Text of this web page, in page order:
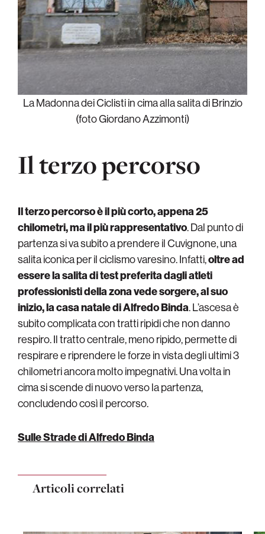
La Madonna dei Ciclisti in cima alla salita di Brinzio
(foto Giordano Azzimonti)
Il terzo percorso
Il terzo percorso è il più corto, appena 25
chilometri, ma il più rappresentativo. Dal punto di
partenza si va subito a prendere il Cuvignone, una
salita iconica per il ciclismo varesino. Infatti,oltre ad
essere la salita di test preferita dagli atleti
professionisti della zona vede sorgere, al suo
inizio, la casa natale di Alfredo Binda. L’ascesa è
subito complicata con tratti ripidi che non danno
respiro. Il tratto centrale, meno ripido, permette di
respirare e riprendere le forze in vista degli ultimi 3
chilometri ancora molto impegnativi. Una volta in
cima si scende di nuovo verso la partenza,
concludendo così il percorso.
Sulle Strade di Alfredo Binda
Articoli correlati